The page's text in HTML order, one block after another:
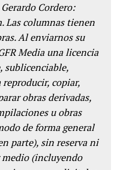
Cordero:
Las columnas tienen
Al enviarnos su
Media una licencia
sublicenciable,
copiar,
obras derivadas,
u obras
de forma general
parte), sin reserva ni
(incluyendo